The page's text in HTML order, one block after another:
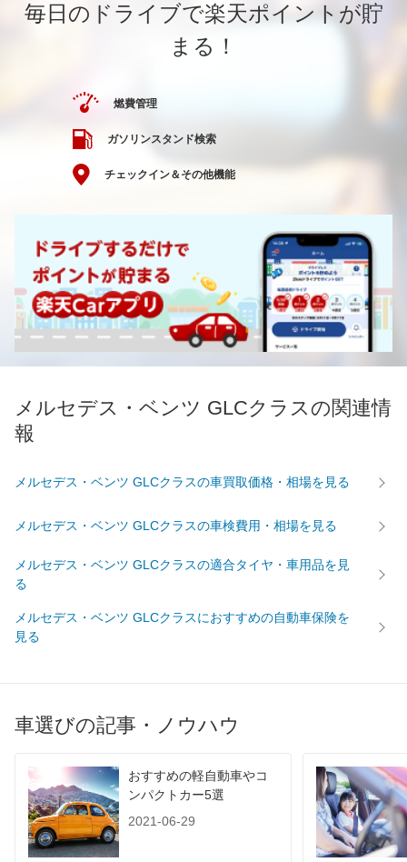
毎日のドライブで楽天ポイントが貯
まる！
燃費管理
ガソリンスタンド検索
チェックイン＆その他機能
メルセデス・ベンツ GLCクラスの関連情
報
メルセデス・ベンツ GLCクラスの車買取価格・相場を見る
メルセデス・ベンツ GLCクラスの車検費用・相場を見る
メルセデス・ベンツ GLCクラスの適合タイヤ・車用品を見
る
メルセデス・ベンツ GLCクラスにおすすめの自動車保険を
見る
車選びの記事・ノウハウ
おすすめの軽自動車やコ
ンパクトカー5選
2021-06-29